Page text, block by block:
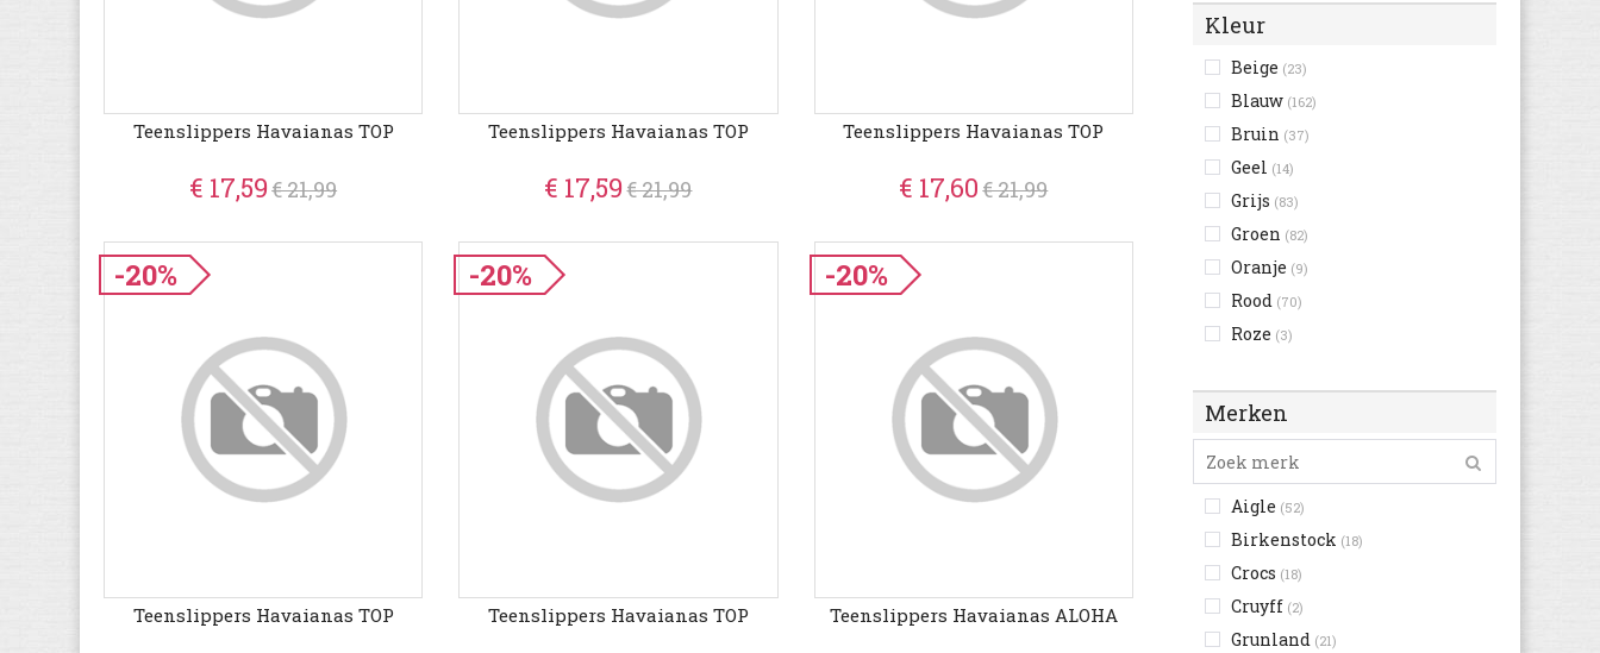
Kleur
Beige (23)
Blauw (162)
Bruin (37)
Geel (14)
Grijs (83)
Groen (82)
Oranje (9)
Rood (70)
Roze (3)
Zwart
Merken
Aigle (52)
Birkenstock (18)
Crocs (18)
Cruyff (2)
Grunland (21)
Teenslippers Havaianas TOP
€ 17,59€ 21,99
Teenslippers Havaianas TOP
€ 17,59€ 21,99
Teenslippers Havaianas TOP
€ 17,60€ 21,99
-20%
Teenslippers Havaianas TOP
-20%
Teenslippers Havaianas TOP
-20%
Teenslippers Havaianas ALOHA